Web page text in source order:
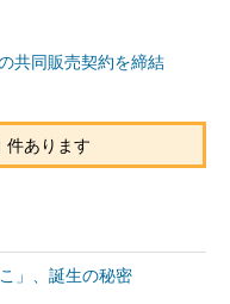
共同販売契約を締結
件あります
」、誕生の秘密